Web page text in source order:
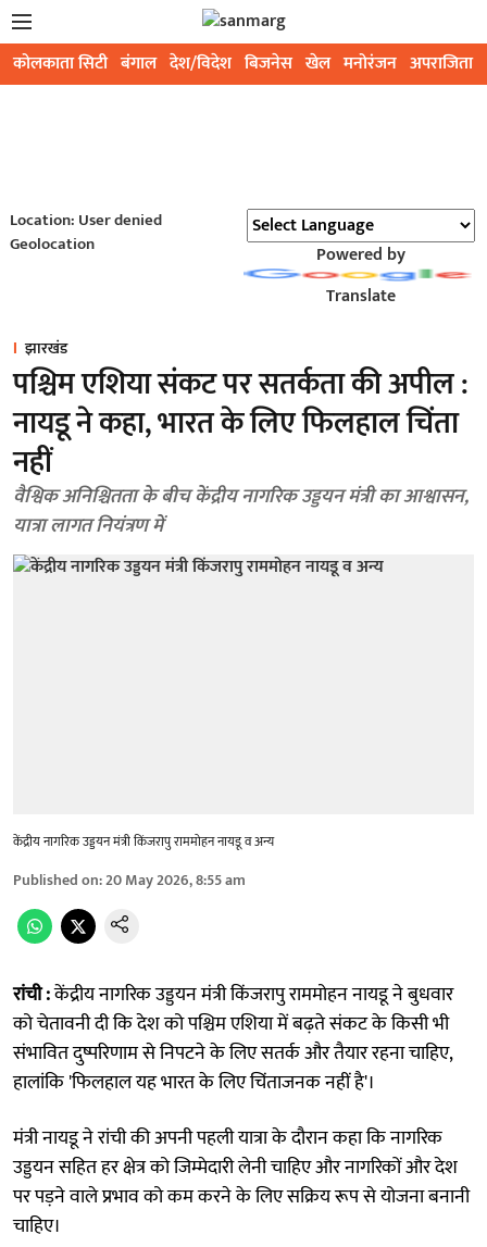
कोलकाता सिटी बंगाल देश/विदेश बिजनेस खेल मनोरंजन अपराजिता
Location: User denied
Geolocation
Powered by
Translate
झारखंड
पश्चिम एशिया संकट पर सतर्कता की अपील :
नायडू ने कहा, भारत के लिए फिलहाल चिंता
नहीं
वैश्विक अनिश्चितता के बीच केंद्रीय नागरिक उड्डयन मंत्री का आश्वासन,
यात्रा लागत नियंत्रण में
केंद्रीय नागरिक उड्डयन मंत्री किंजरापु राममोहन नायडू व अन्य
Published on:20 May 2026, 8:55 am
रांची :केंद्रीय नागरिक उड्डयन मंत्री किंजरापु राममोहन नायडू ने बुधवार
को चेतावनी दी कि देश को पश्चिम एशिया में बढ़ते संकट के किसी भी
संभावित दुष्परिणाम से निपटने के लिए सतर्क और तैयार रहना चाहिए,
हालांकि 'फिलहाल यह भारत के लिए चिंताजनक नहीं है'।
मंत्री नायडू ने रांची की अपनी पहली यात्रा के दौरान कहा कि नागरिक
उड्डयन सहित हर क्षेत्र को जिम्मेदारी लेनी चाहिए और नागरिकों और देश
पर पड़ने वाले प्रभाव को कम करने के लिए सक्रिय रूप से योजना बनानी
चाहिए।